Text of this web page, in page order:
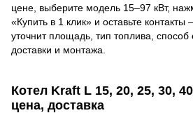
цене, выберите модель 15–97 кВт,
«Купить в 1 клик» и оставьте
уточнит площадь, тип топлива, способ
доставки и монтажа.
Котел Kraft L 15, 20, 25, 30,
цена, доставка